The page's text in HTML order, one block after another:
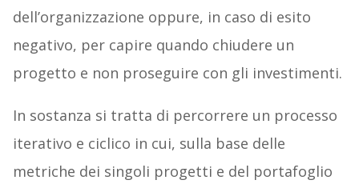
dell’organizzazione oppure, in caso di esito
negativo, per capire quando chiudere un
progetto e non proseguire con gli investimenti.
In sostanza si tratta di percorrere un processo
iterativo e ciclico in cui, sulla base delle
metriche dei singoli progetti e del portafoglio